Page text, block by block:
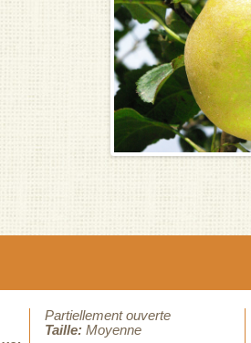
Partiellement ouverte
Taille: Moyenne